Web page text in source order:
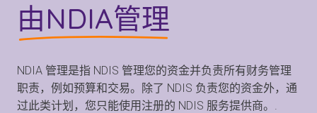
由NDIA管理
NDIA 管理是指 NDIS 管理您的资金并负责所有财务管理
职责，例如预算和交易。除了 NDIS 负责您的资金外，通
过此类计划，您只能使用注册的 NDIS 服务提供商。.